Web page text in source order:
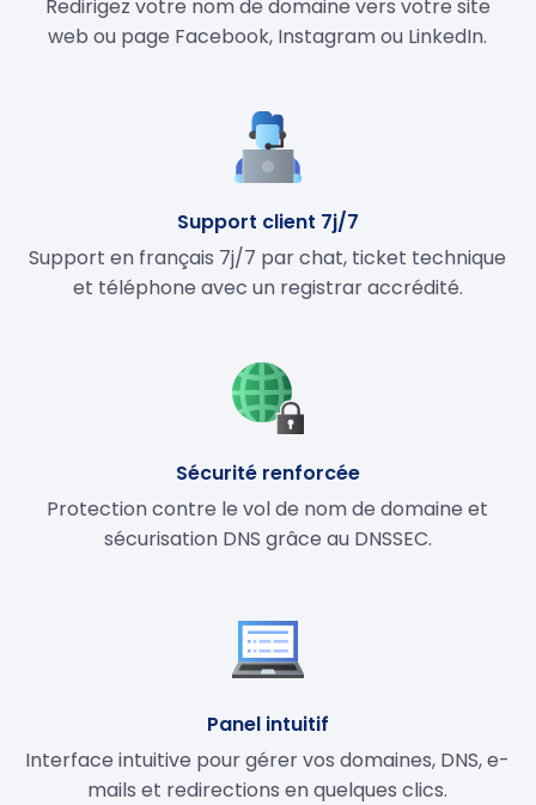
Redirigez votre nom de domaine vers votre site
web ou page Facebook, Instagram ou LinkedIn.
Support client 7j/7
Support en français 7j/7 par chat, ticket technique
et téléphone avec un registrar accrédité.
Sécurité renforcée
Protection contre le vol de nom de domaine et
sécurisation DNS grâce au DNSSEC.
Panel intuitif
Interface intuitive pour gérer vos domaines, DNS, e-
mails et redirections en quelques clics.